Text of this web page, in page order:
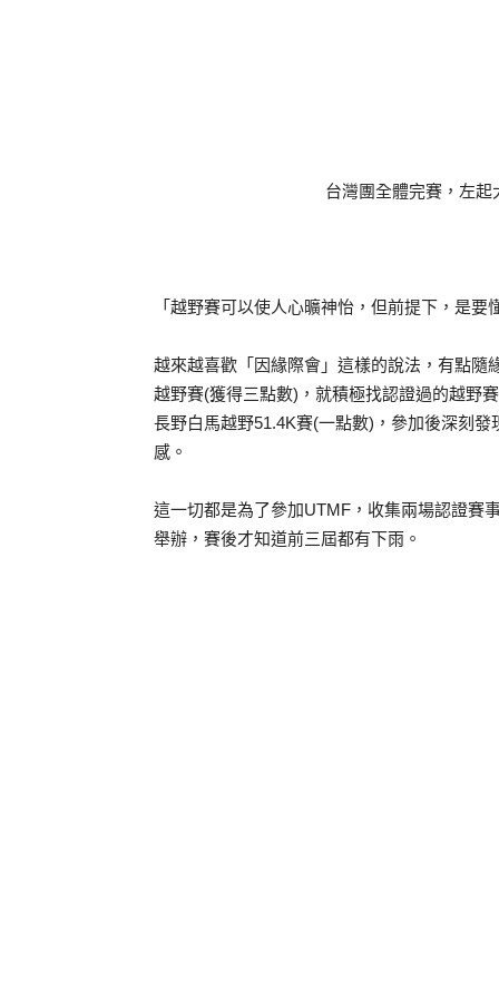
台灣團全體完賽，左
「越野賽可以使人心曠神怡，但前提下，是
越來越喜歡「因緣際會」這樣的說法，有點隨
越野賽(獲得三點數)，就積極找認證過的越野
長野白馬越野51.4K賽(一點數)，參加後深刻
感。
這一切都是為了參加UTMF，收集兩場認證賽
舉辦，賽後才知道前三屆都有下雨。